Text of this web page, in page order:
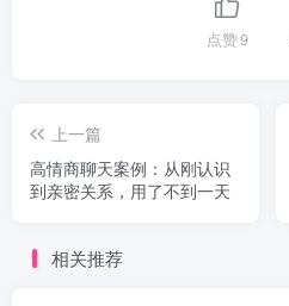
点赞9
上一篇
高情商聊天案例：从刚认识
到亲密关系，用了不到一天
相关推荐